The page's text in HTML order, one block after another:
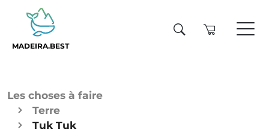
MADEIRA.BEST
Les choses à faire
Terre
Tuk Tuk